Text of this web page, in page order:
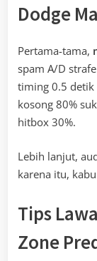
Dodge
Pertama-tama,
spam A/D
timing 0.5 detik
kosong 80%
hitbox 30%.
Lebih lanjut,
karena itu,
Tips
Zone